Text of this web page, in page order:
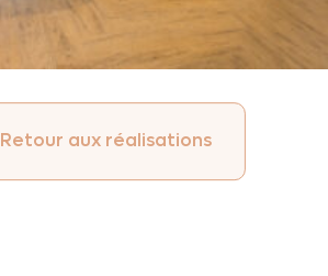
Retour aux réalisations